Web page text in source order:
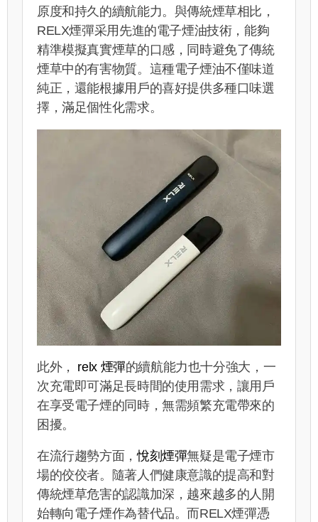
原度和持久的續航能力。與傳統煙草相比，
RELX煙彈采用先進的電子煙油技術，能夠
精準模擬真實煙草的口感，同時避免了傳統
煙草中的有害物質。這種電子煙油不僅味道
純正，還能根據用戶的喜好提供多種口味選
擇，滿足個性化需求。
此外， relx 煙彈的續航能力也十分強大，一
次充電即可滿足長時間的使用需求，讓用戶
在享受電子煙的同時，無需頻繁充電帶來的
困擾。
在流行趨勢方面，悅刻煙彈無疑是電子煙市
場的佼佼者。隨著人們健康意識的提高和對
傳統煙草危害的認識加深，越來越多的人開
始轉向電子煙作為替代品。而RELX煙彈憑